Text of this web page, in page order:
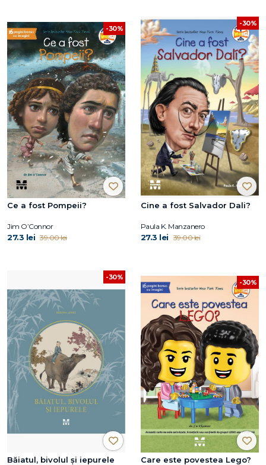
-30%
Ce a fost Pompeii?
Jim O’Connor
27.3 lei 39.00 lei
-30%
Cine a fost Salvador Dali?
Paula K. Manzanero
27.3 lei 39.00 lei
-30%
Băiatul, bivolul și iepurele
-30%
Care este povestea Lego?